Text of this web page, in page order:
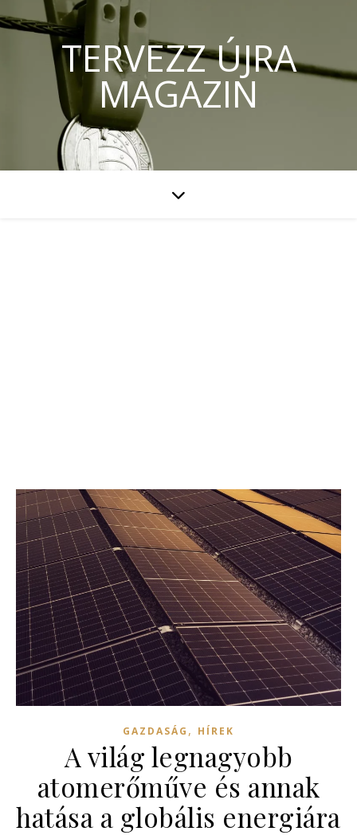
TERVEZZ ÚJRA
MAGAZIN
GAZDASÁG , HÍREK
A világ legnagyobb
atomerőműve és annak
hatása a globális energiára